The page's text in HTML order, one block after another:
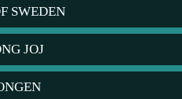
SWEDEN
JOJ